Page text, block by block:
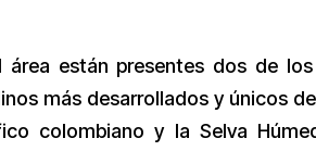
área están presentes dos de
más desarrollados y únicos
colombiano y la Selva